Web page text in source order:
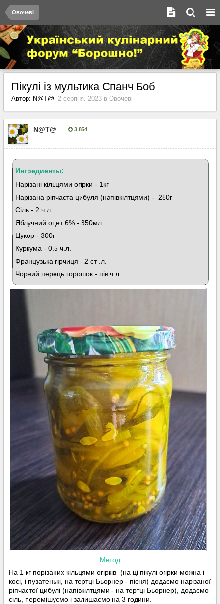
Овочеві
Пікулі із мультика Спанч Боб
Автор: N@T@, 2 серпня, 2023 в Овочеві
N@T@ 3 854
Ингредиенты:
Нарізані кільцями огірки - 1кг
Нарізана ріпчаста цибуля (напівкілтцями) - 250г
Сіль - 2 ч.л.
Яблучний оцет 6% - 350мл
Цукор - 300г
Куркума - 0.5 ч.л.
Французька гірчиця - 2 ст .л.
Чорний перець горошок - пів ч л
Метод
На 1 кг порізаних кільцями огірків (на ці пікулі огірки можна і
косі, і пузатенькі, на тертці Бьорнер - пісня) додаємо нарізаної
ріпчастої цибулі (напівкілтцями - на тертці Бьорнер), додаємо
сіль, перемішуємо і залишаємо на 3 години.